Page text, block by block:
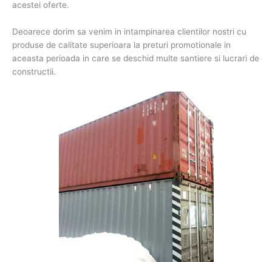
acestei oferte.
Deoarece dorim sa venim in intampinarea clientilor nostri cu
produse de calitate superioara la preturi promotionale in
aceasta perioada in care se deschid multe santiere si lucrari de
constructii.